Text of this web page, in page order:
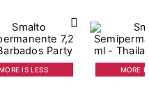
IS LESS MORE